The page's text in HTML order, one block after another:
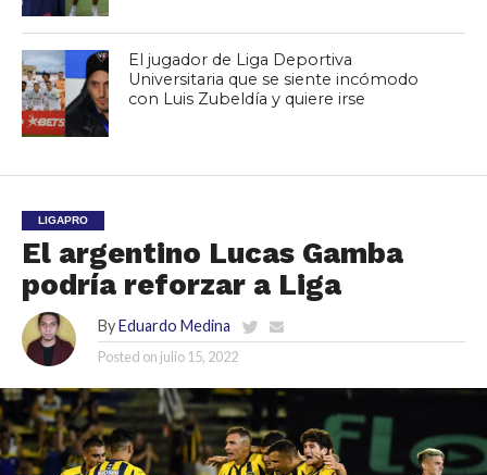
El jugador de Liga Deportiva
Universitaria que se siente incómodo
con Luis Zubeldía y quiere irse
LIGAPRO
El argentino Lucas Gamba
podría reforzar a Liga
By Eduardo Medina
Posted on julio 15, 2022